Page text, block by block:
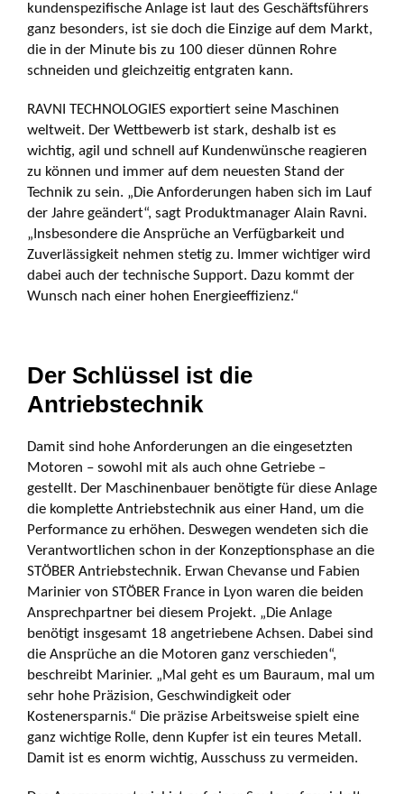
kundenspezifische Anlage ist laut des Geschäftsführers
ganz besonders, ist sie doch die Einzige auf dem Markt,
die in der Minute bis zu 100 dieser dünnen Rohre
schneiden und gleichzeitig entgraten kann.
RAVNI TECHNOLOGIES exportiert seine Maschinen
weltweit. Der Wettbewerb ist stark, deshalb ist es
wichtig, agil und schnell auf Kundenwünsche reagieren
zu können und immer auf dem neuesten Stand der
Technik zu sein. „Die Anforderungen haben sich im Lauf
der Jahre geändert“, sagt Produktmanager Alain Ravni.
„Insbesondere die Ansprüche an Verfügbarkeit und
Zuverlässigkeit nehmen stetig zu. Immer wichtiger wird
dabei auch der technische Support. Dazu kommt der
Wunsch nach einer hohen Energieeffizienz.“
Der Schlüssel ist die
Antriebstechnik
Damit sind hohe Anforderungen an die eingesetzten
Motoren – sowohl mit als auch ohne Getriebe –
gestellt. Der Maschinenbauer benötigte für diese Anlage
die komplette Antriebstechnik aus einer Hand, um die
Performance zu erhöhen. Deswegen wendeten sich die
Verantwortlichen schon in der Konzeptionsphase an die
STÖBER Antriebstechnik. Erwan Chevanse und Fabien
Marinier von STÖBER France in Lyon waren die beiden
Ansprech­partner bei diesem Projekt. „Die Anlage
benötigt insgesamt 18 angetriebene Achsen. Dabei sind
die Ansprüche an die Motoren ganz verschieden“,
beschreibt Marinier. „Mal geht es um Bauraum, mal um
sehr hohe Präzision, Geschwindigkeit oder
Kostenersparnis.“ Die präzise Arbeitsweise spielt eine
ganz wichtige Rolle, denn Kupfer ist ein teures Metall.
Damit ist es enorm wichtig, Ausschuss zu vermeiden.